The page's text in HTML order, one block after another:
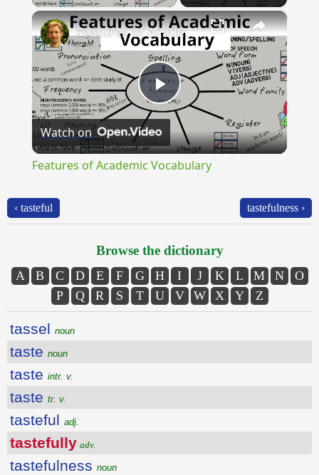
×
Play
Video
Features of Academic Vocabulary
Watch on
Features of Academic Vocabulary
‹ tasteful tastefulness ›
Browse the dictionary
A B C D E F G H I J K L M N
O
P
Q R S T U V W X Y Z
tassel noun
taste noun
taste intr. v.
taste tr. v.
tasteful adj.
tastefully adv.
tastefulness noun